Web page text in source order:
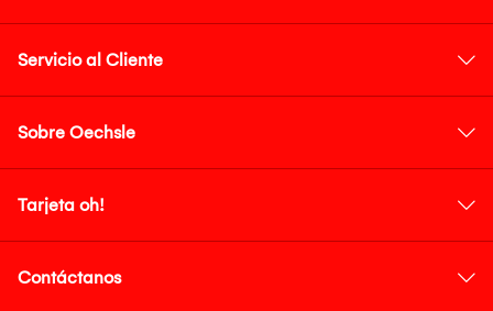
Servicio al Cliente
Sobre Oechsle
Tarjeta oh!
Contáctanos